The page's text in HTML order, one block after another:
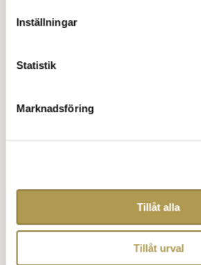
Inställningar
Statistik
Marknadsföring
Tillåt alla
Tillåt urval
När du möter någon som
respektfull.
Visa empati: En enkel fråga
personen få utrymme att
Respektera tystnad: Ibland
sägas. En tyst närvaro kan